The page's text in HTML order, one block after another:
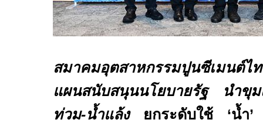
สมาคมอุตสาหกรรมปูนซีเมนต์ไ
แผนสนับสนุนนโยบายรัฐ นำขุ
ท่วม-น้ำแล้ง ยกระดับใช้ ‘น้ำ